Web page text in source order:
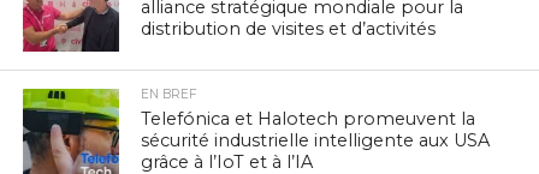
alliance stratégique mondiale pour la
distribution de visites et d’activités
EN BREF
Telefónica et Halotech promeuvent la
sécurité industrielle intelligente aux USA
grâce à l’IoT et à l’IA